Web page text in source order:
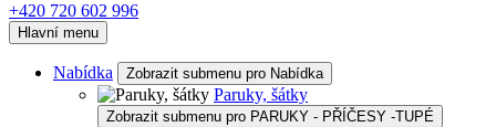
+420 720 602 996
Hlavní menu
Nabídka Zobrazit submenu pro Nabídka
Paruky, šátky
Zobrazit submenu pro PARUKY - PŘÍČESY -TUPÉ